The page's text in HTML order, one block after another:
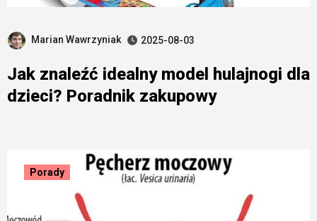
Marian Wawrzyniak 2025-08-03
Jak znaleźć idealny model hulajnogi dla
dzieci? Poradnik zakupowy
Porady